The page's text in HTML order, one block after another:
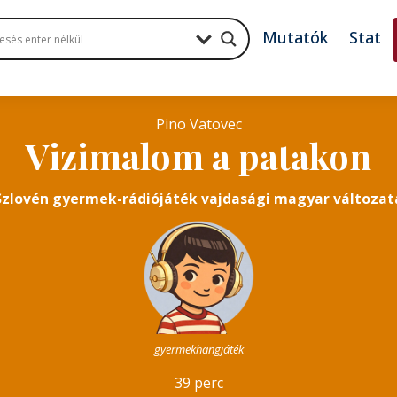
Mutatók Stat
Pino Vatovec
Vizimalom a patakon
gyermek-rádiójáték vajdasági magyar
gyermekhangjáték
39 perc